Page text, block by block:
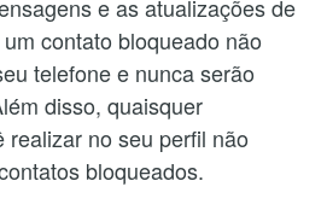
e as atualizações de
contato bloqueado não
telefone e nunca serão
disso, quaisquer
realizar no seu perfil não
bloqueados.